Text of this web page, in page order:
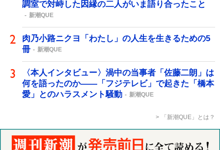
調室で対峙した因縁の二人がいま語り合ったこと
新潮QUE
肉乃小路ニクヨ「わたし」の人生を生きるための5
冊
新潮QUE
〈本人インタビュー〉渦中の当事者「佐藤二朗」は
何を語ったのか――「フジテレビ」で起きた「橋本
愛」とのハラスメント騒動
新潮QUE
「新潮QUE」とは？